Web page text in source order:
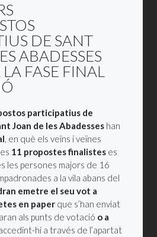
DE SANT
ABADESSES
FASE FINAL
participatius de
Joan de les Abadesses han
, en què els veïns i veïnes
11 propostes finalistes es
les persones majors de 16
a la vila abans del
emetre el seu vot a
en paper que s’han enviat
als punts de votació o a
hi a través de l’apartat